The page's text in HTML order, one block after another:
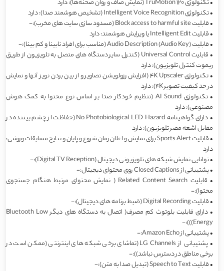
•تکنولوژی TruMotion 120 (نمایش صاف و روان صحنه‌ها): دارد
•تکنولوژی Intelligent Voice Recognition (تشخیص هوشمند صدا): دارد
•قابلیت Block access to harmful site (مسدود سازی سایت های مخرب):-
•قابلیت Intelligent Edit یا ویرایش هوشمند: دارد
•قابلیت Audio Description (Audio Key) (مناسب برای افراد نابینا و کم بینا):-
•
قابلیت Universal Control (کنترل سایر دستگاه های متصل به تلویزیون از طریق
ریموت کنترل تلویزیون): دارد
•
تکنولوژی 4K Upscaler (افزایش رزولویشن تصاویر و از بین بردن نویز آنها و نمایش
در حد کیفیت تصویر 4K): دارد
•
تکنولوژی AI Sound (تنظیم خودکار صدا بر اساس نوع محتوا به کمک هوش
مصنوعی): دارد
•
دارای گواهینامه No Photobiological LED Hazard (حفاظت از چشم بیننده در
مقابل اشعه مضر تلویزیون): دارد
•
قابلیت Sports Alert برای نمایش و اعلان زمان شروع و پایان و نتایج مسابقات ورزشی:
دارد
•توانایی نمایش شبکه های تلویزیونی دیجیتال (Digital TV Reception):-
•پشتیبانی از Closed Captions روی محتوای دیجیتال:-
•
قابلیت Related Content Search ( نمایش محتوای مرتبط هنگام جستجوی
محتوا):-
•قابلیت Digital Recording (ضبط برنامه های دیجیتال):-
•
دارای قابلیت بلوتوث کم مصرف( اتصال به دستگاه های دیگر Bluetooth Low
Energy))):-
•پشتیبانی از Amazon Echo:-
•
پشتیبانی از LG Channels (تماشای برخی شبکه های اینترنتی (ممکن است در
برخی مناطق در دسترس نباشد)):-
•قابلیت Speech to Text (تبدیل صدا به متن):-